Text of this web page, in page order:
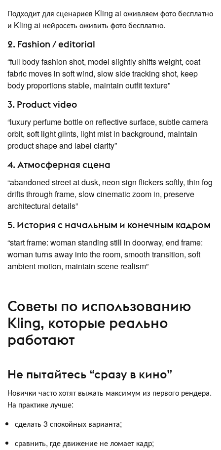
Подходит для сценариев Kling ai оживляем фото бесплатно
и Kling ai нейросеть оживить фото бесплатно.
2. Fashion / editorial
“full body fashion shot, model slightly shifts weight, coat
fabric moves in soft wind, slow side tracking shot, keep
body proportions stable, maintain outfit texture”
3. Product video
“luxury perfume bottle on reflective surface, subtle camera
orbit, soft light glints, light mist in background, maintain
product shape and label clarity”
4. Атмосферная сцена
“abandoned street at dusk, neon sign flickers softly, thin fog
drifts through frame, slow cinematic zoom in, preserve
architectural details”
5. История с начальным и конечным кадром
“start frame: woman standing still in doorway, end frame:
woman turns away into the room, smooth transition, soft
ambient motion, maintain scene realism”
Советы по использованию
Kling, которые реально
работают
Не пытайтесь “сразу в кино”
Новички часто хотят выжать максимум из первого рендера.
На практике лучше:
сделать 3 спокойных варианта;
сравнить, где движение не ломает кадр;